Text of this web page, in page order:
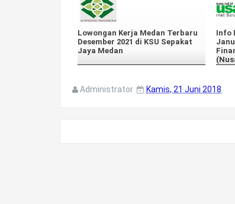
Lowongan Kerja Medan Terbaru
Desember 2021 di KSU Sepakat
Jaya Medan
Info
Administrator Kamis, 21 Juni 2018